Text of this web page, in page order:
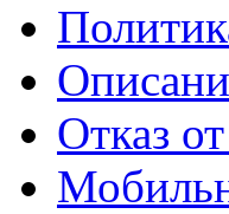
Отказ